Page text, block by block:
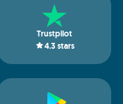
Trustpilot
4.3 stars